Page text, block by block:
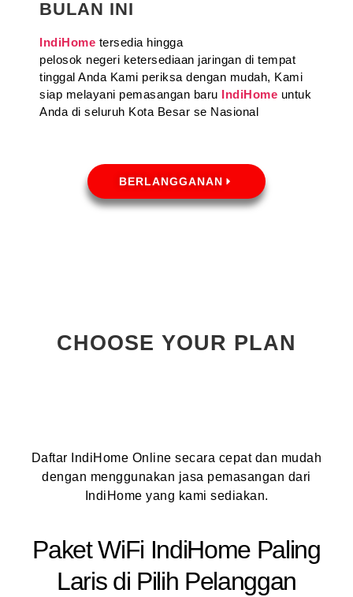
BULAN INI
IndiHome tersedia hingga
pelosok negeri ketersediaan jaringan di tempat
tinggal Anda Kami periksa dengan mudah, Kami
siap melayani pemasangan baru IndiHome untuk
Anda di seluruh Kota Besar se Nasional
BERLANGGANAN
CHOOSE YOUR PLAN
Daftar IndiHome Online secara cepat dan mudah
dengan menggunakan jasa pemasangan dari
IndiHome yang kami sediakan.
Paket WiFi IndiHome Paling
Laris di Pilih Pelanggan